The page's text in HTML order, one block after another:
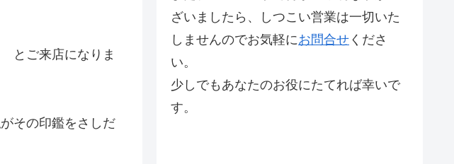
とご来店になりま
その印鑑をさしだ
ざいましたら、しつこい営業は一切いた
しませんのでお気軽にお問合せ くださ
い。
少しでもあなたのお役にたてれば幸いで
す。